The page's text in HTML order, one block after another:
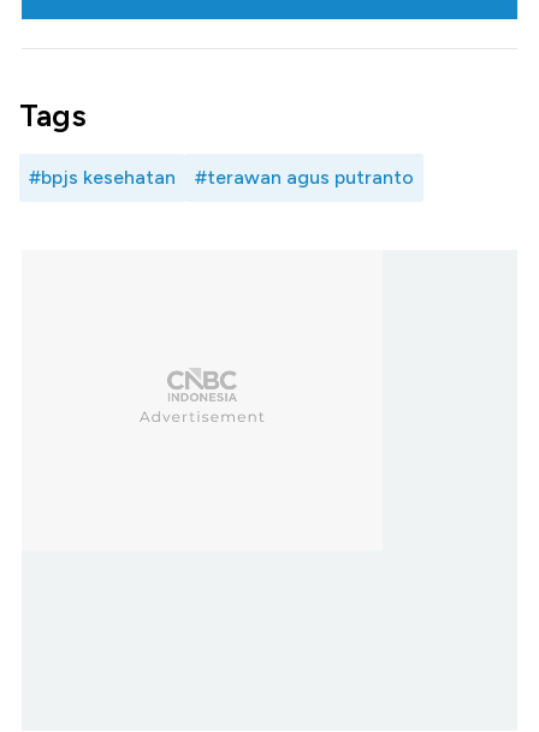
Tags
#bpjs kesehatan #terawan agus putranto